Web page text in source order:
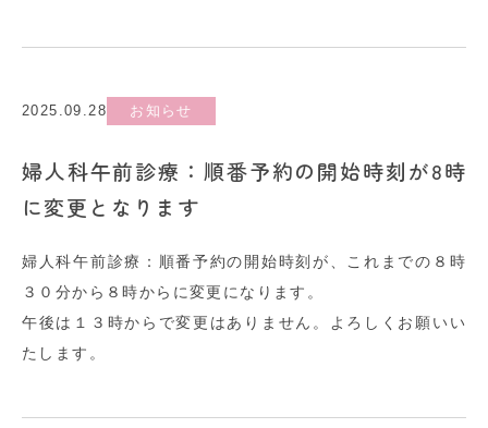
2025.09.28 お知らせ
婦人科午前診療：順番予約の開始時刻が8時
に変更となります
婦人科午前診療：順番予約の開始時刻が、これまでの８時
３０分から８時からに変更になります。
午後は１３時からで変更はありません。よろしくお願いい
たします。